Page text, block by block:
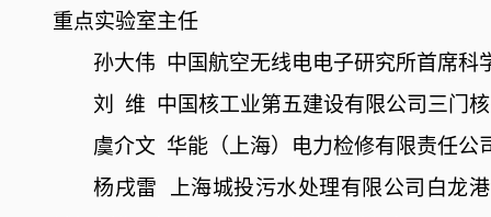
重点实验室主任
孙大伟 中国航空无线电电子研究所首席科
刘
维 中国核工业第五建设有限公司三门
虞介文 华能（上海）电力检修有限责任公
杨戌雷
上海城投污水处理有限公司白龙